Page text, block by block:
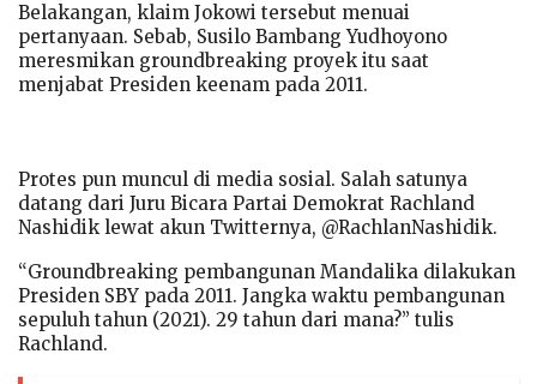
Belakangan, klaim Jokowi tersebut menuai
pertanyaan. Sebab, Susilo Bambang Yudhoyono
meresmikan groundbreaking proyek itu saat
menjabat Presiden keenam pada 2011.
Protes pun muncul di media sosial. Salah satunya
datang dari Juru Bicara Partai Demokrat Rachland
Nashidik lewat akun Twitternya, @RachlanNashidik.
“Groundbreaking pembangunan Mandalika dilakukan
Presiden SBY pada 2011. Jangka waktu pembangunan
sepuluh tahun (2021). 29 tahun dari mana?” tulis
Rachland.